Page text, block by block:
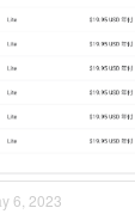
6, 2023